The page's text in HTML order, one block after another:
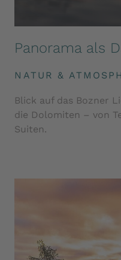
Panorama als
NATUR &
Blick auf das Bozner
die Dolomiten – von
Suiten.